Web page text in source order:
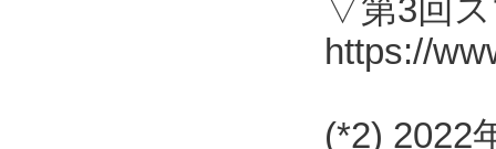
▽第3回ス
https://
(*2) 2022